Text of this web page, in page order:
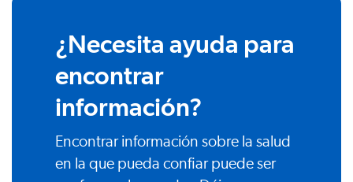
¿Necesita ayuda para
encontrar
información?
Encontrar información sobre la salud
en la que pueda confiar puede ser